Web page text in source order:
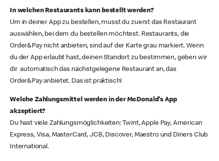
In welchen Restaurants kann bestellt werden?
Um in deiner App zu bestellen, musst du zuerst das Restaurant
auswählen, bei dem du bestellen möchtest. Restaurants, die
Order&Pay nicht anbieten, sind auf der Karte grau markiert. Wenn
du der App erlaubt hast, deinen Standort zu bestimmen, geben wir
dir automatisch das nächstgelegene Restaurant an, das
Order&Pay anbietet. Das ist praktisch!
Welche Zahlungsmittel werden in der McDonald's App
akzeptiert?
Du hast viele Zahlungsmöglichkeiten: Twint, Apple Pay, American
Express, Visa, MasterCard, JCB, Discover, Maestro und Diners Club
International.